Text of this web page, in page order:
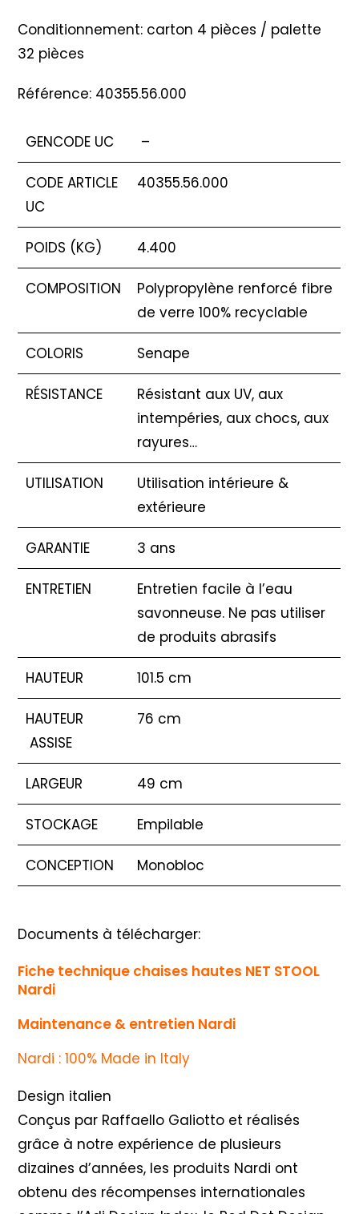
Conditionnement: carton 4 pièces / palette
32 pièces
Référence: 40355.56.000
GENCODE UC –
CODE ARTICLE
UC
40355.56.000
POIDS (KG) 4.400
COMPOSITION
Polypropylène renforcé fibre
de verre 100% recyclable
COLORIS Senape
RÉSISTANCE
Résistant aux UV, aux
intempéries, aux chocs, aux
rayures…
UTILISATION
Utilisation intérieure &
extérieure
GARANTIE 3 ans
ENTRETIEN
Entretien facile à l’eau
savonneuse. Ne pas utiliser
de produits abrasifs
HAUTEUR 101.5 cm
HAUTEUR
ASSISE
76 cm
LARGEUR 49 cm
STOCKAGE Empilable
CONCEPTION Monobloc
Documents à télécharger:
Fiche technique chaises hautes NET STOOL
Nardi
Maintenance & entretien Nardi
Nardi : 100% Made in Italy
Design italien
Conçus par Raffaello Galiotto et réalisés
grâce à notre expérience de plusieurs
dizaines d’années, les produits Nardi ont
obtenu des récompenses internationales